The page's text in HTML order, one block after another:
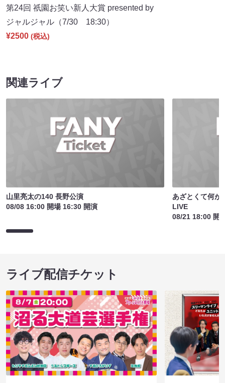
第24回 祇園お笑い新人大賞 presented by
ジャルジャル（7/30 18:30）
¥2500 (税込)
関連ライブ
山里亮太の140 長野公演
08/08 16:00 開場 16:30 開演
あざとくて何が
LIVE
08/21 18:00 開
ライブ配信チケット